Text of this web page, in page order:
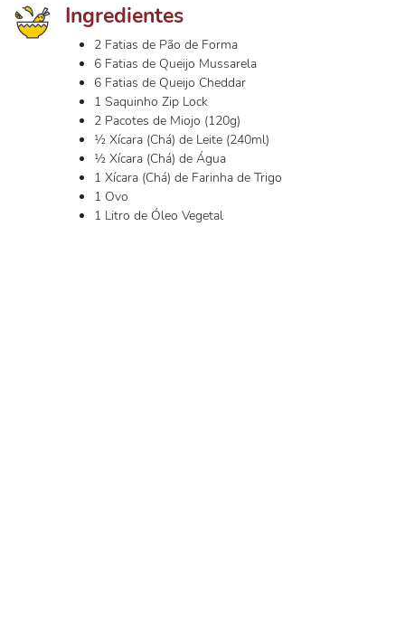
Ingredientes
2 Fatias de Pão de Forma
6 Fatias de Queijo Mussarela
6 Fatias de Queijo Cheddar
1 Saquinho Zip Lock
2 Pacotes de Miojo (120g)
½ Xícara (Chá) de Leite (240ml)
½ Xícara (Chá) de Água
1 Xícara (Chá) de Farinha de Trigo
1 Ovo
1 Litro de Óleo Vegetal